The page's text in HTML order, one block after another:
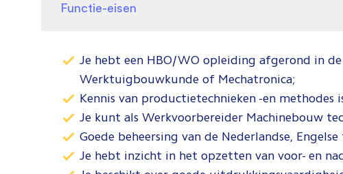
Functie-eisen
Je hebt een HBO/WO opleiding afgerond in
Werktuigbouwkunde of Mechatronica;
Kennis van productietechnieken -en methodes
Je kunt als Werkvoorbereider Machinebouw
Goede beheersing van de Nederlandse,
Je hebt inzicht in het opzetten van voor- en